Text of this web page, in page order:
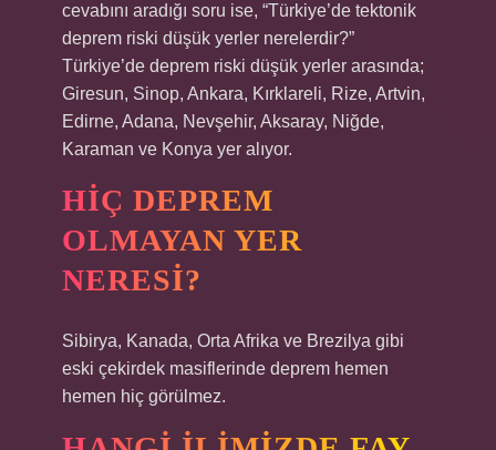
cevabını aradığı soru ise, “Türkiye’de tektonik
deprem riski düşük yerler nerelerdir?”
Türkiye’de deprem riski düşük yerler arasında;
Giresun, Sinop, Ankara, Kırklareli, Rize, Artvin,
Edirne, Adana, Nevşehir, Aksaray, Niğde,
Karaman ve Konya yer alıyor.
HIÇ DEPREM
OLMAYAN YER
NERESI?
Sibirya, Kanada, Orta Afrika ve Brezilya gibi
eski çekirdek masiflerinde deprem hemen
hemen hiç görülmez.